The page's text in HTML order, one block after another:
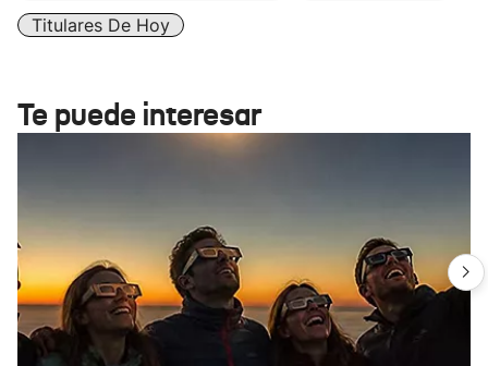
Titulares De Hoy
Te puede interesar